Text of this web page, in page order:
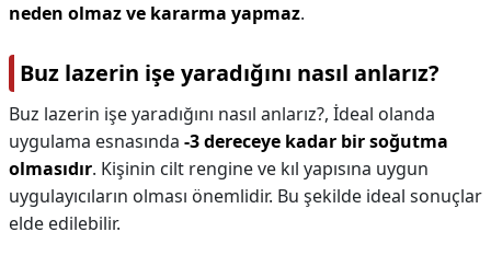
neden olmaz ve kararma yapmaz.
Buz lazerin işe yaradığını nasıl anlarız?
Buz lazerin işe yaradığını nasıl anlarız?, İdeal olanda
uygulama esnasında -3 dereceye kadar bir soğutma
olmasıdır. Kişinin cilt rengine ve kıl yapısına uygun
uygulayıcıların olması önemlidir. Bu şekilde ideal sonuçlar
elde edilebilir.